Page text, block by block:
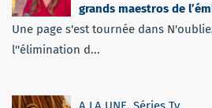
grands maestros de
Une page s'est tournée dans
l''élimination d...